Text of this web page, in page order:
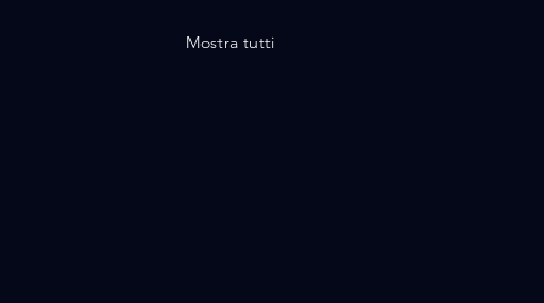
Mostra tutti